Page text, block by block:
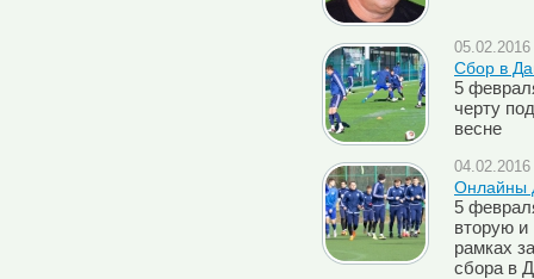
Сбор в
5
черту
весне
Онлайны
5
вторую
рамках
сбора в